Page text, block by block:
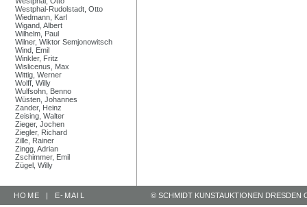
Westphal-Rudolstadt, Otto
Wiedmann, Karl
Wigand, Albert
Wilhelm, Paul
Wilner, Wiktor Semjonowitsch
Wind, Emil
Winkler, Fritz
Wislicenus, Max
Wittig, Werner
Wolff, Willy
Wulfsohn, Benno
Wüsten, Johannes
Zander, Heinz
Zeising, Walter
Zieger, Jochen
Ziegler, Richard
Zille, Rainer
Zingg, Adrian
Zschimmer, Emil
Zügel, Willy
HOME | E-MAIL © SCHMIDT KUNSTAUKTIONEN DRESDEN